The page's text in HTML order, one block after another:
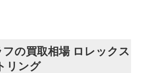
の買取相場 ロレックス
リング